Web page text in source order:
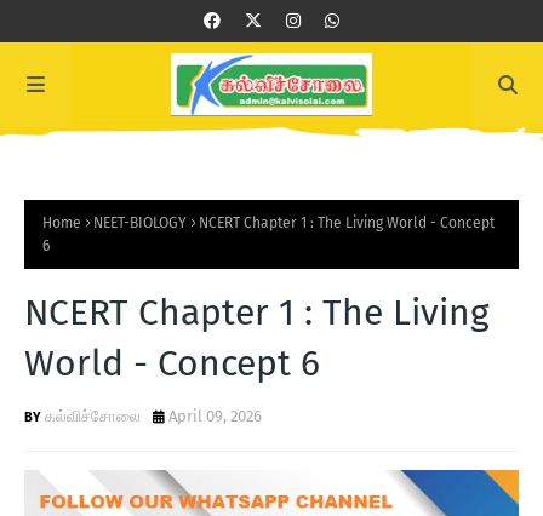
Home NEET-BIOLOGY
NCERT Chapter 1 : The Living World - Concept
6
NCERT Chapter 1 : The Living
World - Concept 6
கல்விச்சோலை April 09, 2026